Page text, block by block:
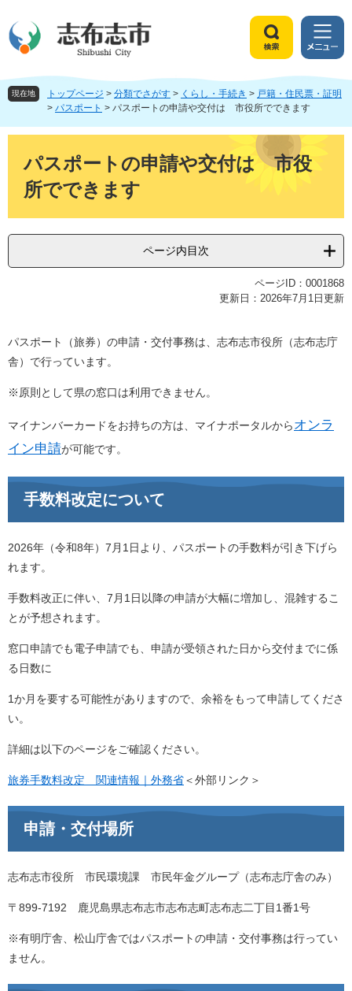
ジ
頭
ュ
飛
索
メ
ニ
ュ
ー
現在地 トップページ > 分類でさがす > くらし・手続き > 戸籍・住民票・証明
> パスポート > パスポートの申請や交付は 市役所でできます
パスポートの申請や交付は 市役
所でできます
ページ内目次
ページID：0001868
更新日：2026年7月1日更新
パスポート（旅券）の申請・交付事務は、志布志市役所（志布志庁
舎）で行っています。
※原則として県の窓口は利用できません。
マイナンバーカードをお持ちの方は、マイナポータルからオンラ
イン申請が可能です。
手数料改定について
2026年（令和8年）7月1日より、パスポートの手数料が引き下げら
れます。
手数料改正に伴い、7月1日以降の申請が大幅に増加し、混雑するこ
とが予想されます。
窓口申請でも電子申請でも、申請が受領された日から交付までに係
る日数に
1か月を要する可能性がありますので、余裕をもって申請してくださ
い。
詳細は以下のページをご確認ください。
旅券手数料改定 関連情報｜外務省＜外部リンク＞
申請・交付場所
志布志市役所 市民環境課 市民年金グループ（志布志庁舎のみ）
〒899-7192 鹿児島県志布志市志布志町志布志二丁目1番1号
※有明庁舎、松山庁舎ではパスポートの申請・交付事務は行ってい
ません。